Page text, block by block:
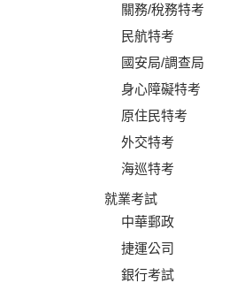
關務/稅務特考
民航特考
國安局/調查局
身心障礙特考
原住民特考
外交特考
海巡特考
就業考試
中華郵政
捷運公司
銀行考試